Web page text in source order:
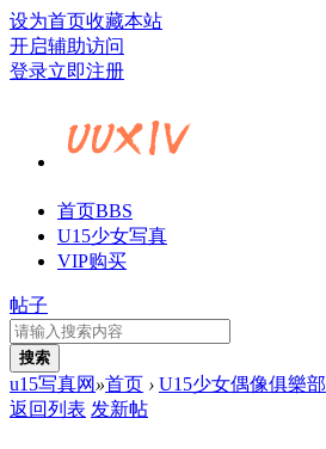
设为首页收藏本站
开启辅助访问
登录立即注册
首页BBS
U15少女写真
VIP购买
帖子
搜索
u15写真网 »首页 › U15少女偶像俱樂部
返回列表 发新帖